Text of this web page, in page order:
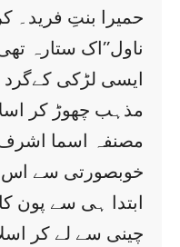
حمیرا بنتِ فرید۔
ناول’’اک ستارہ
ایسی لڑکی کےگرد
مذہب چھوڑ کر
مصنفہ اسما
خوبصورتی سے اس
ابتدا ہی سے پون
چینی سے لے کر